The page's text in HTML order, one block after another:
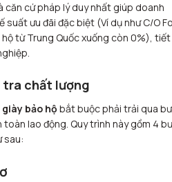
căn cứ pháp lý duy nhất giúp doanh
ưu đãi đặc biệt (Ví dụ như C/O
từ Trung Quốc xuống còn 0%), tiết
tra chất lượng
bảo hộ bắt buộc phải trải qua
lao động. Quy trình này gồm 4
sau: